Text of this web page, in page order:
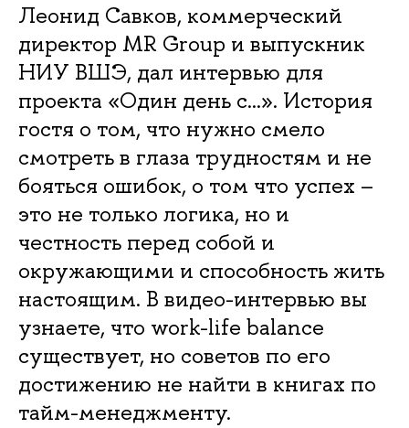
Леонид Савков, коммерческий
директор MR Group и выпускник
НИУ ВШЭ, дал интервью для
проекта «Один день с…». История
гостя о том, что нужно смело
смотреть в глаза трудностям и не
бояться ошибок, о том что успех –
это не только логика, но и
честность перед собой и
окружающими и способность жить
настоящим. В видео-интервью вы
узнаете, что work-life balance
существует, но советов по его
достижению не найти в книгах по
тайм-менеджменту.